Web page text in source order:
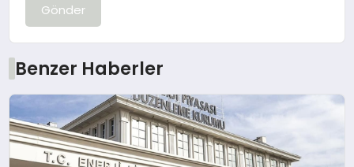
Gönder
Benzer Haberler